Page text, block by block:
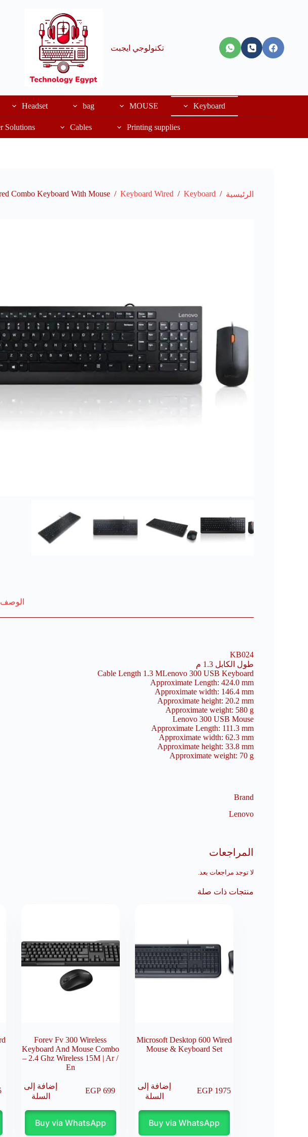
تكنولوجي ايجبت
Keyboard
MOUSE
bag
Headset
Printing supplies
Cables
Solutions
الرئيسية /
Keyboard
/
Keyboard Wired
/
Combo Keyboard With Mouse
الوصف
KB024
طول الكابل 1.3 م
Cable Length 1.3 MLenovo 300 USB Keyboard
Approximate Length: 424.0 mm
Approximate width: 146.4 mm
Approximate height: 20.2 mm
Approximate weight: 580 g
Lenovo 300 USB Mouse
Approximate Length: 111.3 mm
Approximate width: 62.3 mm
Approximate height: 33.8 mm
Approximate weight: 70 g
Brand
Lenovo
المراجعات
لا توجد مراجعات بعد.
منتجات ذات صلة
Microsoft Desktop 600 Wired
Mouse & Keyboard Set
EGP1975
إضافة إلى
السلة
Buy via WhatsApp
Forev Fv 300 Wireless
Keyboard And Mouse Combo
– 2.4 Ghz Wireless 15M | Ar /
En
EGP699
إضافة إلى
السلة
Buy via WhatsApp